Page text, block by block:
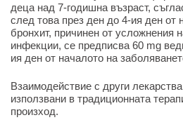
деца над 7-годишна възраст,
след това през ден до 4-ия ден от
бронхит, причинен от усложнения
инфекции, се предписва 60 mg
ия ден от началото на
Взаимодействие с други
използвани в традиционната
произход.